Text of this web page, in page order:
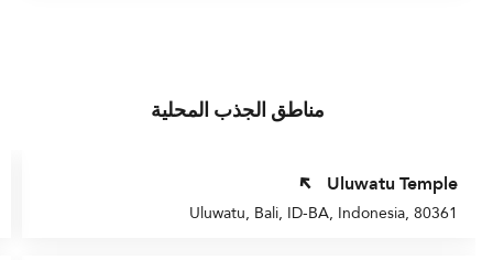
مناطق الجذب المحلية
Uluwatu Temple
Uluwatu, Bali, ID-BA, Indonesia, 80361